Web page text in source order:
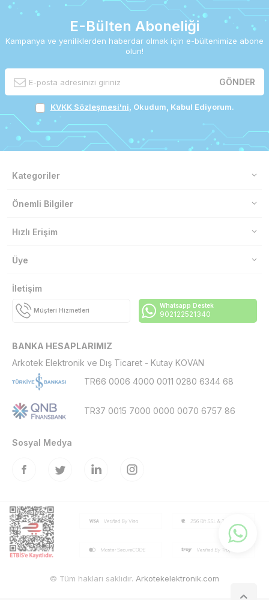
E-Bülten Aboneliği
Kampanya ve yeniliklerden haberdar olmak için e-bültenimize abone
olun!
GÖNDER
KVKK Sözleşmesi'ni, Okudum, Kabul Ediyorum.
Kategoriler
Önemli Bilgiler
Hızlı Erişim
Üye
İletişim
Müşteri Hizmetleri
Whatsapp Destek
902122521340
BANKA HESAPLARIMIZ
Arkotek Elektronik ve Dış Ticaret - Kutay KOVAN
TR66 0006 4000 0011 0280 6344 68
TR37 0015 7000 0000 0070 6757 86
Sosyal Medya
© Tüm hakları saklıdır. Arkotekelektronik.com